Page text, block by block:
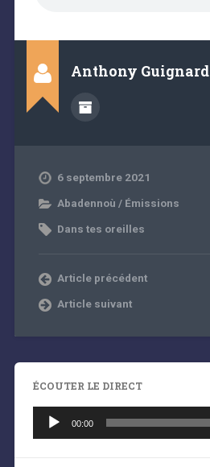
Anthony Guignard
6 septembre 2021
Abadennoù / Émissions
Dans tes oreilles
Article précédent
Article suivant
ÉCOUTER LE DIRECT
Lecteur
audio
00:00